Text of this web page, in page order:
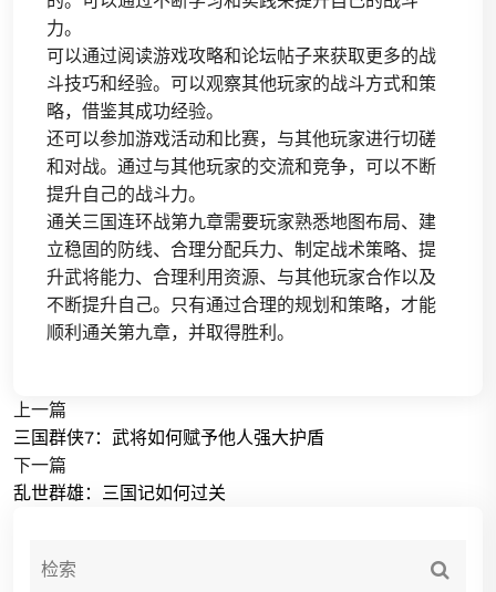
力。
可以通过阅读游戏攻略和论坛帖子来获取更多的战
斗技巧和经验。可以观察其他玩家的战斗方式和策
略，借鉴其成功经验。
还可以参加游戏活动和比赛，与其他玩家进行切磋
和对战。通过与其他玩家的交流和竞争，可以不断
提升自己的战斗力。
通关三国连环战第九章需要玩家熟悉地图布局、建
立稳固的防线、合理分配兵力、制定战术策略、提
升武将能力、合理利用资源、与其他玩家合作以及
不断提升自己。只有通过合理的规划和策略，才能
顺利通关第九章，并取得胜利。
上一篇
三国群侠7：武将如何赋予他人强大护盾
下一篇
乱世群雄：三国记如何过关